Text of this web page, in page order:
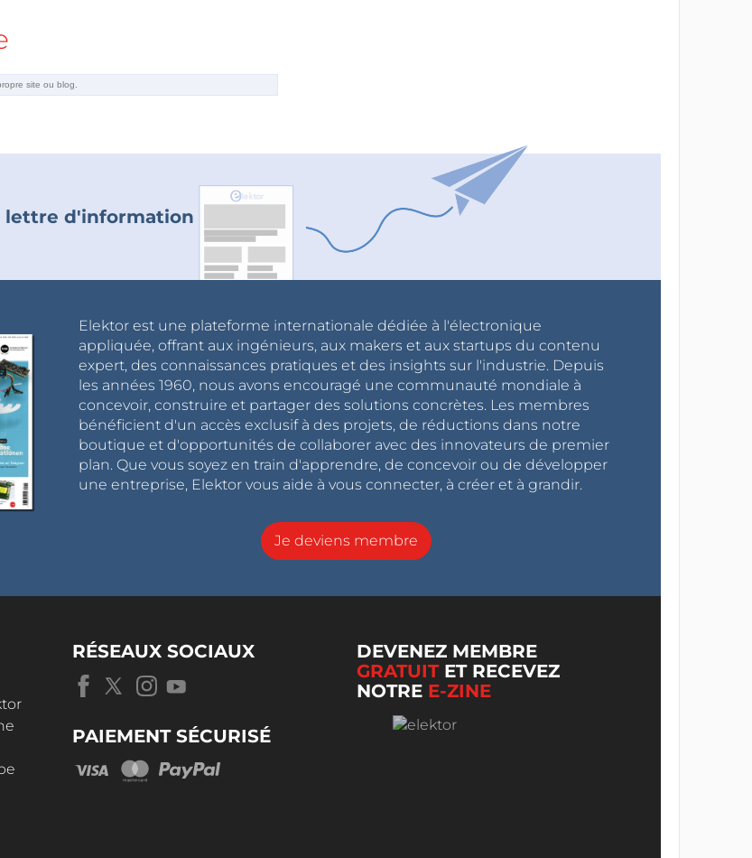
d'information
Elektor est une plateforme internationale dédiée à l'électronique
appliquée, offrant aux ingénieurs, aux makers et aux startups du contenu
expert, des connaissances pratiques et des insights sur l'industrie. Depuis
les années 1960, nous avons encouragé une communauté mondiale à
concevoir, construire et partager des solutions concrètes. Les membres
bénéficient d'un accès exclusif à des projets, de réductions dans notre
boutique et d'opportunités de collaborer avec des innovateurs de premier
plan. Que vous soyez en train d'apprendre, de concevoir ou de développer
une entreprise, Elektor vous aide à vous connecter, à créer et à grandir.
Je deviens membre
RÉSEAUX SOCIAUX
PAIEMENT SÉCURISÉ
DEVENEZ MEMBRE
GRATUITET RECEVEZ
NOTRE E-ZINE